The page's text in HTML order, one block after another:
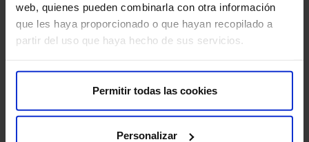
web, quienes pueden combinarla con otra información
que les haya proporcionado o que hayan recopilado a
partir del uso que haya hecho de sus servicios.
Permitir todas las cookies
Personalizar
Fundación HM​
Centro Universitario CUHMED​
Instituto HM Hospitales​
HM CINAC​